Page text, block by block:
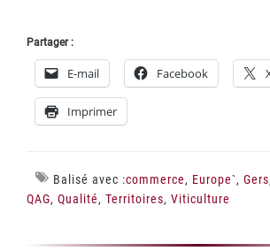
Partager :
E-mail Facebook
Imprimer
Balisé avec :commerce, Europe`, Gers
QAG, Qualité, Territoires, Viticulture